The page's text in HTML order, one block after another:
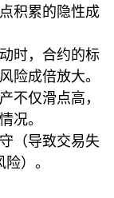
积累的隐性成
时，合约的标
险成倍放大。
不仅滑点高，
况。
（导致交易失
）。